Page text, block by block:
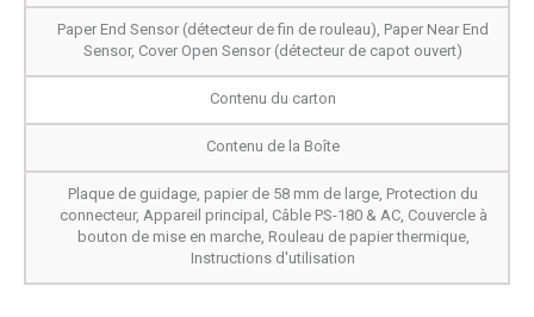
Paper End Sensor (détecteur de fin de rouleau), Paper Near End
Sensor, Cover Open Sensor (détecteur de capot ouvert)
Contenu du carton
Contenu de la Boîte
Plaque de guidage, papier de 58 mm de large, Protection du
connecteur, Appareil principal, Câble PS-180 & AC, Couvercle à
bouton de mise en marche, Rouleau de papier thermique,
Instructions d'utilisation